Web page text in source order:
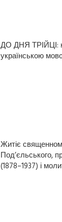
ДО ДНЯ ТРІЙЦІ:
українською
Житіє
Под’єльського,
(1878–1937) і